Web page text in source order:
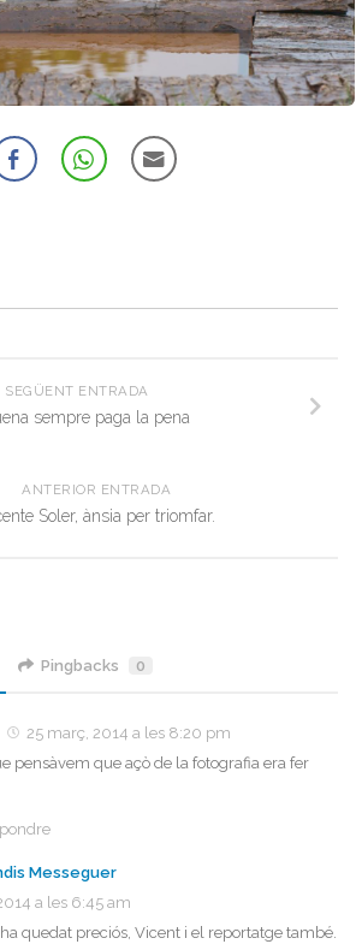
SEGÜENT ENTRADA
sempre paga la pena
ANTERIOR ENTRADA
Soler, ànsia per triomfar.
Pingbacks 0
25 març, 2014 a les 8:20 pm
pensàvem que açò de la fotografia era fer
Messeguer
a les 6:45 am
quedat preciós, Vicent i el reportatge també.